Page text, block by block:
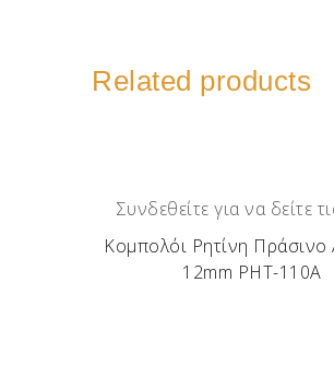
Related products
Συνδεθείτε για να δείτε
Κομπολόι Ρητίνη Πράσινο
12mm ΡΗΤ-110Α